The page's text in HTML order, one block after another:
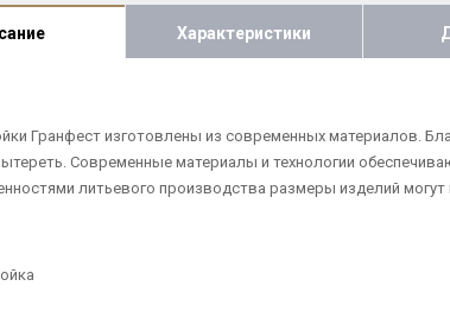
Характеристики
Гранфест изготовлены из современных материалов.
Современные материалы и технологии
литьевого производства размеры изделий